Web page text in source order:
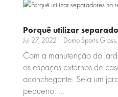
Porquê utilizar
Jul 27, 2022 | Domo Sports Grass,
Com a manutenção do
os espaços externos de
aconchegante. Seja um
pequeno, ...